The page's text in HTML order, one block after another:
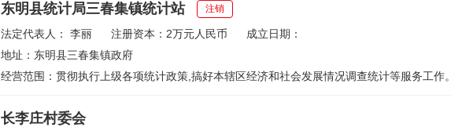
东明县统计局三春集镇统计站 注销
法定代表人：李丽 注册资本：2万元人民币
成立日期：
地址：东明县三春集镇政府
经营范围：贯彻执行上级各项统计政策,搞好本辖区经济和社会发展情况调查统计等服务工作。
长李庄村委会